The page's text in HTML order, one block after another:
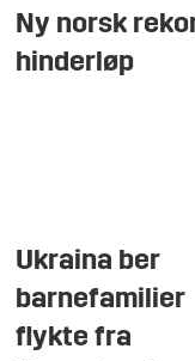
Ny norsk
hinderløp
Ukraina ber
barnefamilier
flykte fra